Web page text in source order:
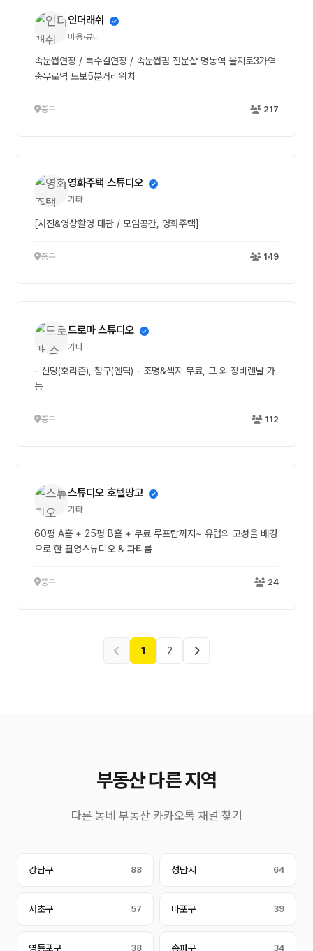
인더래쉬
미용·뷰티
속눈썹연장 / 특수컬연장 / 속눈썹펌 전문샵 명동역 을지로3가역
충무로역 도보5분거리위치
중구 217
영화주택 스튜디오
기타
[사진&영상촬영 대관 / 모임공간, 영화주택]
중구 149
드로마 스튜디오
기타
- 신당(호리존), 청구(엔틱) - 조명&색지 무료, 그 외 장비렌탈 가
능
중구 112
스튜디오 호텔땅고
기타
60평 A홀 + 25평 B홀 + 무료 루프탑까지~ 유럽의 고성을 배경
으로 한 촬영스튜디오 & 파티룸
중구 24
1 2
부동산 다른 지역
다른 동네 부동산 카카오톡 채널 찾기
강남구 88 성남시 64
서초구 57 마포구 39
영등포구 38 송파구 34